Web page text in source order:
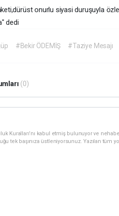
onurlu siyasi duruşuyla
dedi
#Bekir ÖDEMİŞ #Taziye Mesajı
(0)
Kuralları’nı kabul etmiş bulunuyor ve
tek başınıza üstleniyorsunuz. Yazılan